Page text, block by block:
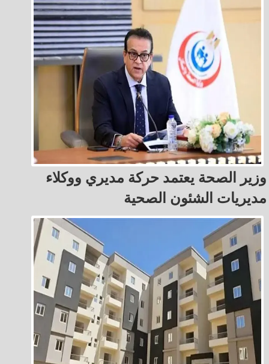
وزير الصحة يعتمد حركة مديري ووكلاء
مديريات الشئون الصحية